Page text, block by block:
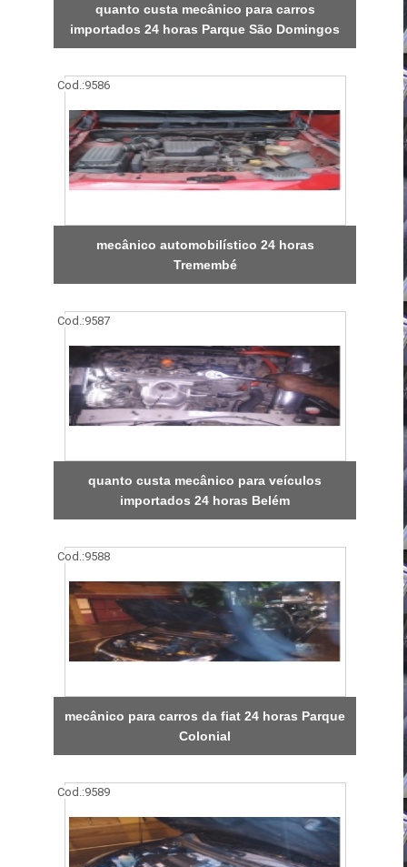
quanto custa mecânico para carros
importados 24 horas Parque São Domingos
Cod.:9586
mecânico automobilístico 24 horas
Tremembé
Cod.:9587
quanto custa mecânico para veículos
importados 24 horas Belém
Cod.:9588
mecânico para carros da fiat 24 horas Parque
Colonial
Cod.:9589